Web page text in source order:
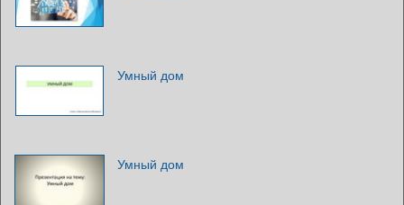
Умный дом
Умный дом